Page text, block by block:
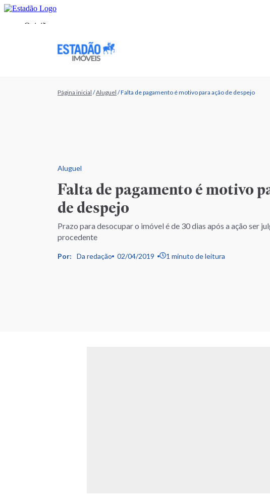
Página inicial /Aluguel /Falta de pagamento é motivo para ação de despejo
Aluguel
Falta de pagamento é motivo
de despejo
Prazo para desocupar o imóvel é de 30 dias após a ação ser
procedente
Por: Da redação 02/04/2019 1 minuto de leitura